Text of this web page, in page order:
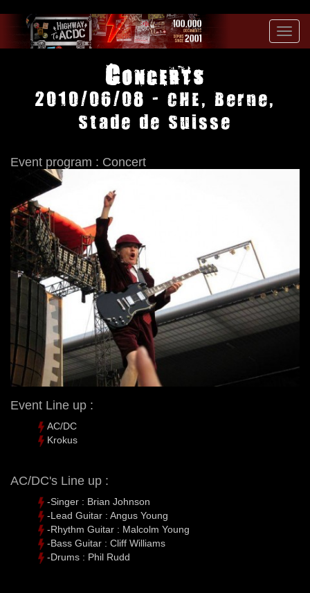
Concerts
2010/06/08 - CHE, Berne,
Stade de Suisse
Event program : Concert
Event Line up :
AC/DC
Krokus
AC/DC's Line up :
-Singer : Brian Johnson
-Lead Guitar : Angus Young
-Rhythm Guitar : Malcolm Young
-Bass Guitar : Cliff Williams
-Drums : Phil Rudd